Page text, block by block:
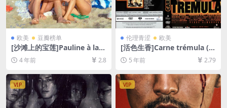
欧美 豆瓣榜单
[沙滩上的宝莲]Pauline à la p
lage (1983)[百度网盘+迅雷云
盘资源1080P超清未删减][MP
4 年前 2.8
伦理青涩 欧美
[活色生香]Carne trémula (1
997)[百度网盘+迅雷云盘资源
1080P超清][MP4/6.3GB][原
5 年前 2.79
VIP VIP